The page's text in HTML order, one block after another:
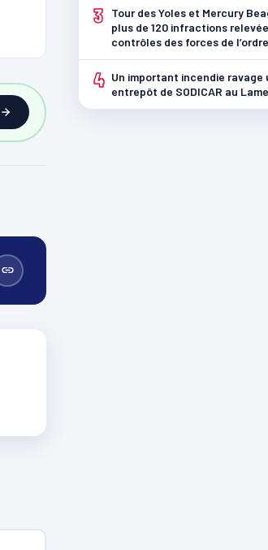
3
Tour des Yoles et Mercury
plus de 120 infractions
contrôles des forces de l’ordre
4 Un important incendie ravage
entrepôt de SODICAR au